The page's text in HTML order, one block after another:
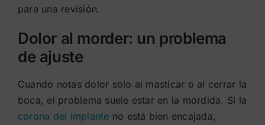
para una revisión.
Dolor al morder: un problema
de ajuste
Cuando notas dolor solo al masticar o al cerrar la
boca, el problema suele estar en la mordida. Si la
corona del implante no está bien encajada,